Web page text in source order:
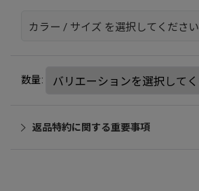
カラー / サイズ を選択してください
数量:
返品特約に関する重要事項